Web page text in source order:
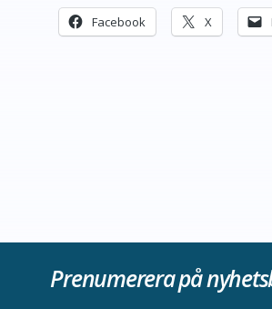
Facebook X
Prenumerera på